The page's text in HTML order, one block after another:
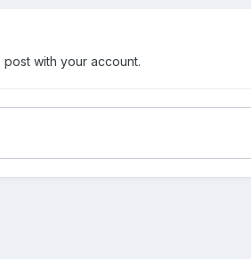
post with your account.